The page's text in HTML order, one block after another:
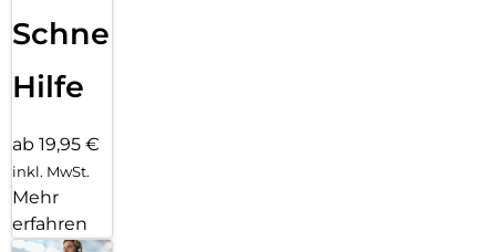
Schnelle
Hilfe
ab 19,95 €
inkl. MwSt.
Mehr
erfahren